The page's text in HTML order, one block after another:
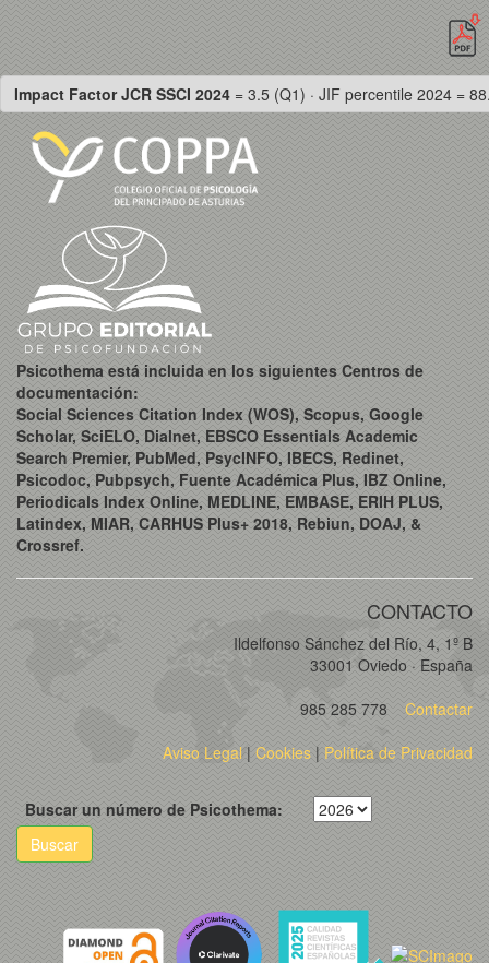
Impact Factor JCR SSCI 2024 = 3.5 (Q1) · JIF percentile 2024 =
Psicothema está incluida en los siguientes Centros de
documentación:
Social Sciences Citation Index (WOS), Scopus, Google
Scholar, SciELO, Dialnet, EBSCO Essentials Academic
Search Premier, PubMed, PsycINFO, IBECS, Redinet,
Psicodoc, Pubpsych, Fuente Académica Plus, IBZ Online,
Periodicals Index Online, MEDLINE, EMBASE, ERIH PLUS,
Latindex, MIAR, CARHUS Plus+ 2018, Rebiun, DOAJ, &
Crossref.
CONTACTO
Ildelfonso Sánchez del Río, 4, 1º B
33001 Oviedo · España
985 285 778
Contactar
Aviso Legal| Cookies | Política de Privacidad
Buscar un número de Psicothema:
Buscar